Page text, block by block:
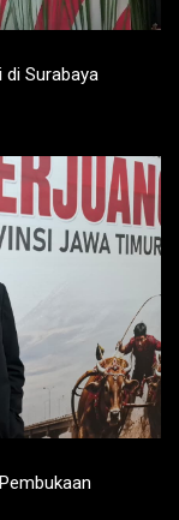
di Surabaya